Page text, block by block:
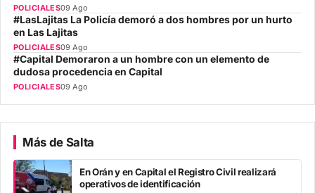
POLICIALES09 Ago
#LasLajitas La Policía demoró a dos hombres por un hurto
en Las Lajitas
POLICIALES09 Ago
#Capital Demoraron a un hombre con un elemento de
dudosa procedencia en Capital
POLICIALES09 Ago
Más de Salta
En Orán y en Capital el Registro Civil realizará
operativos de identificación